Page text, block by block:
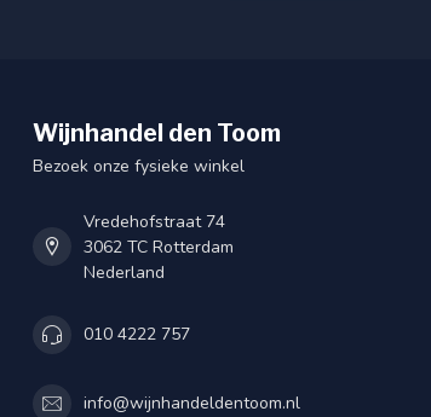
Wijnhandel den Toom
Bezoek onze fysieke winkel
Vredehofstraat 74
3062 TC Rotterdam
Nederland
010 4222 757
info@wijnhandeldentoom.nl